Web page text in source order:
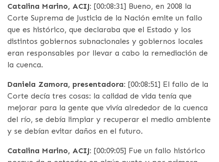
Catalina Marino, ACIJ: [00:08:31] Bueno, en 2008 la
Corte Suprema de Justicia de la Nación emite un fallo
que es histórico, que declaraba que el Estado y los
distintos gobiernos subnacionales y gobiernos locales
eran responsables por llevar a cabo la remediación de
la cuenca.
Daniela Zamora, presentadora: [00:08:51] El fallo de la
Corte decía tres cosas: la calidad de vida tenía que
mejorar para la gente que vivía alrededor de la cuenca
del río, se debía limpiar y recuperar el medio ambiente
y se debían evitar daños en el futuro.
Catalina Marino, ACIJ: [00:09:05] Fue un fallo histórico